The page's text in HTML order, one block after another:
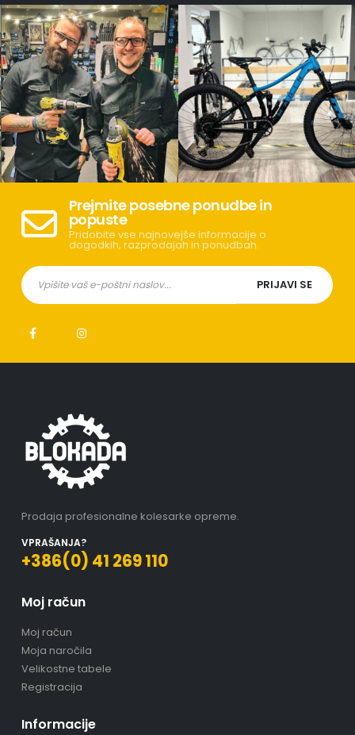
Prejmite posebne ponudbe in
popuste
Pridobite vse najnovejše informacije o
dogodkih, razprodajah in ponudbah.
Prodaja profesionalne kolesarke opreme.
VPRAŠANJA?
+386(0) 41 269 110
Moj račun
Moj račun
Moja naročila
Velikostne tabele
Registracija
Informacije